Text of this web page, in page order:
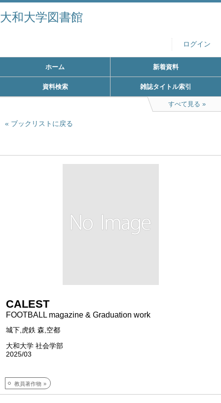
大和大学図書館
ログイン
ホーム 新着資料
資料検索 雑誌タイトル索引
すべて見る
ブックリストに戻る
CALEST
FOOTBALL magazine & Graduation work
城下,虎鉄 森,空都
大和大学 社会学部
2025/03
教員著作物